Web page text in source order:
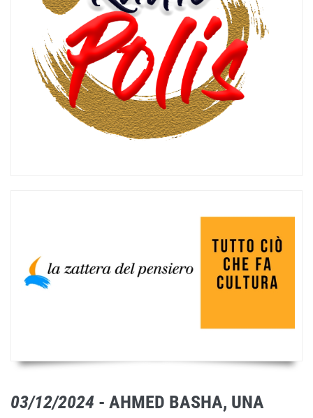
03/12/2024 - AHMED BASHA, UNA